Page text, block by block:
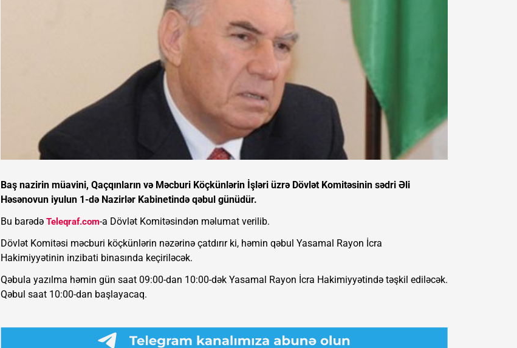
Baş nazirin müavini, Qaçqınların və Məcburi Köçkünlərin İşləri üzrə Dövlət Komitəsinin sədri Əli
Həsənovun iyulun 1-də Nazirlər Kabinetində qəbul günüdür.
Bu barədə Teleqraf.com-a Dövlət Komitəsindən məlumat verilib.
Dövlət Komitəsi məcburi köçkünlərin nəzərinə çatdırır ki, həmin qəbul Yasamal Rayon İcra
Hakimiyyətinin inzibati binasında keçiriləcək.
Qəbula yazılma həmin gün saat 09:00-dan 10:00-dək Yasamal Rayon İcra Hakimiyyətində təşkil ediləcək.
Qəbul saat 10:00-dan başlayacaq.